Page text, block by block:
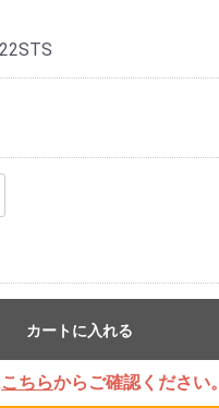
カートに入れる
こちらからご確認ください。